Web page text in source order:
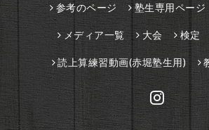
参考のページ 塾生専用ページ
メディア一覧 大会 検定
読上算練習動画(赤堀塾生用)